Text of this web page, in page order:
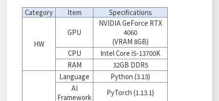
Category Item Specifications
HW
GPU
NVIDIA GeForce RTX
4060
(VRAM 8GB)
CPU
Intel Core i5-13700K
RAM
32GB DDR5
Language
Python (3.13)
AI
Framework
PyTorch (1.13.1)